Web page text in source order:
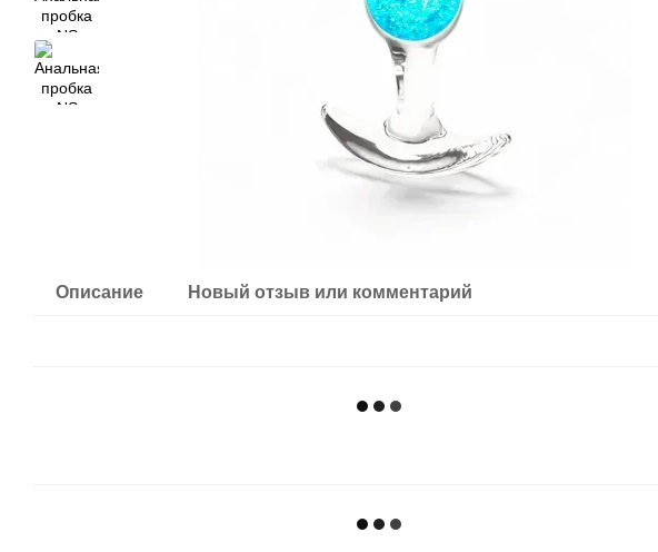
Описание Новый отзыв или комментарий